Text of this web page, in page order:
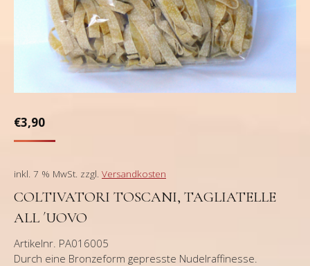
€3,90
inkl. 7 % MwSt. zzgl. Versandkosten
COLTIVATORI TOSCANI, TAGLIATELLE
ALL ´UOVO
Artikelnr. PA016005
Durch eine Bronzeform gepresste Nudelraffinesse.